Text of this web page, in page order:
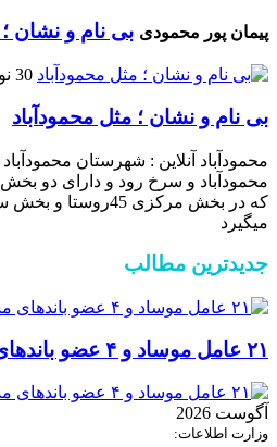
پیمان پور محمودی بی نام و نشان
30 نوامبر 2025
بی نام و نشان ؛ مثل محمودآباد
محمودآباد آنلاین : شهرستان
محمودآباد و ‌سرخ رود و دارای دو
میگیرد
جدیدترین مطالب
۲۱ عامل موساد و ۴ عضو باند‌های مسلح بازداشت شدند
آگوست 2026
وزارت اطلاعات: